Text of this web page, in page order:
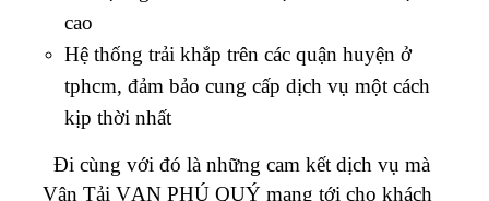
cao
Hệ thống trải khắp trên các quận huyện ở
tphcm, đảm bảo cung cấp dịch vụ một cách
kịp thời nhất
Đi cùng với đó là những cam kết dịch vụ mà
Vận Tải VẠN PHÚ QUÝ mang tới cho khách